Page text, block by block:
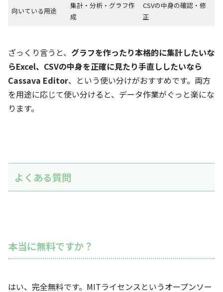
向いている用途
集計・分析・グラフ作
成
CSVの中身の確認・修
正
ざっくり言うと、 グラフを作ったり本格的に集計したいな
らExcel、CSVの中身を正確に見たり手直ししたいなら
Cassava Editor、という使い分けがおすすめです。両方
を用途に応じて使い分けると、データ作業がぐっと楽にな
ります。
よくある質問
本当に無料ですか？
はい、完全無料です。MITライセンスというオープンソー